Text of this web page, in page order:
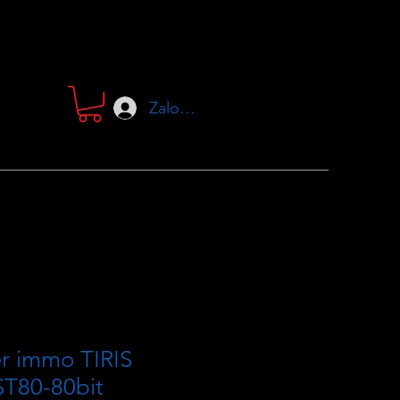
Zaloguj się
immo TIRIS
80bit